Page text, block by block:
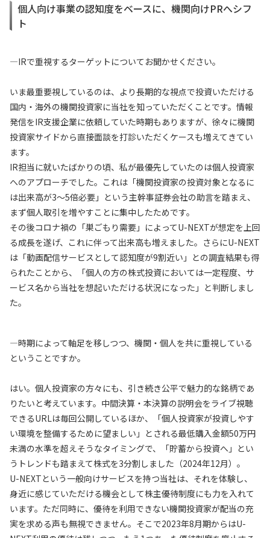
個人向け事業の認知度をベースに、機関向けPRへシフ
ト
—IRで重視するターゲットについてお聞かせください。
いま最重要視しているのは、より長期的な視点で投資いただける
国内・海外の機関投資家に当社を知っていただくことです。情報
発信をIR支援企業に依頼していた時期もありますが、徐々に機関
投資家サイドから直接面談を打診いただくケースも増えてきてい
ます。
IR担当に就いたばかりの頃、私が最優先していたのは個人投資家
へのアプローチでした。これは「機関投資家の投資対象となるに
は出来高が3～5倍必要」という主幹事証券会社の助言を踏まえ、
まず個人取引を増やすことに集中したためです。
その後コロナ禍の「巣ごもり需要」によってU-NEXTが想定を上回
る成長を遂げ、これに伴って出来高も増えました。さらにU-NEXT
は「動画配信サービスとして認知度が9割近い」との調査結果も得
られたことから、「個人の方の株式投資においては一定程度、サ
ービス名から当社を想起いただける状況になった」と判断しまし
た。
—時期によって軸足を移しつつ、機関・個人を共に重視している
ということですか。
はい。個人投資家の方々にも、引き続き公平で魅力的な銘柄であ
りたいと考えています。中間決算・本決算の説明会をライブ視聴
できるURLは毎回公開しているほか、「個人投資家が投資しやす
い環境を整備するために望ましい」とされる最低購入金額50万円
未満の水準を超えそうなタイミングで、「貯蓄から投資へ」とい
うトレンドも踏まえて株式を3分割しました（2024年12月）。
U-NEXTという一般向けサービスを持つ当社は、それを体験し、
身近に感じていただける機会として株主優待制度にも力を入れて
います。ただ同時に、優待を利用できない機関投資家が配当の充
実を求める声も無視できません。そこで2023年8月期からはU-